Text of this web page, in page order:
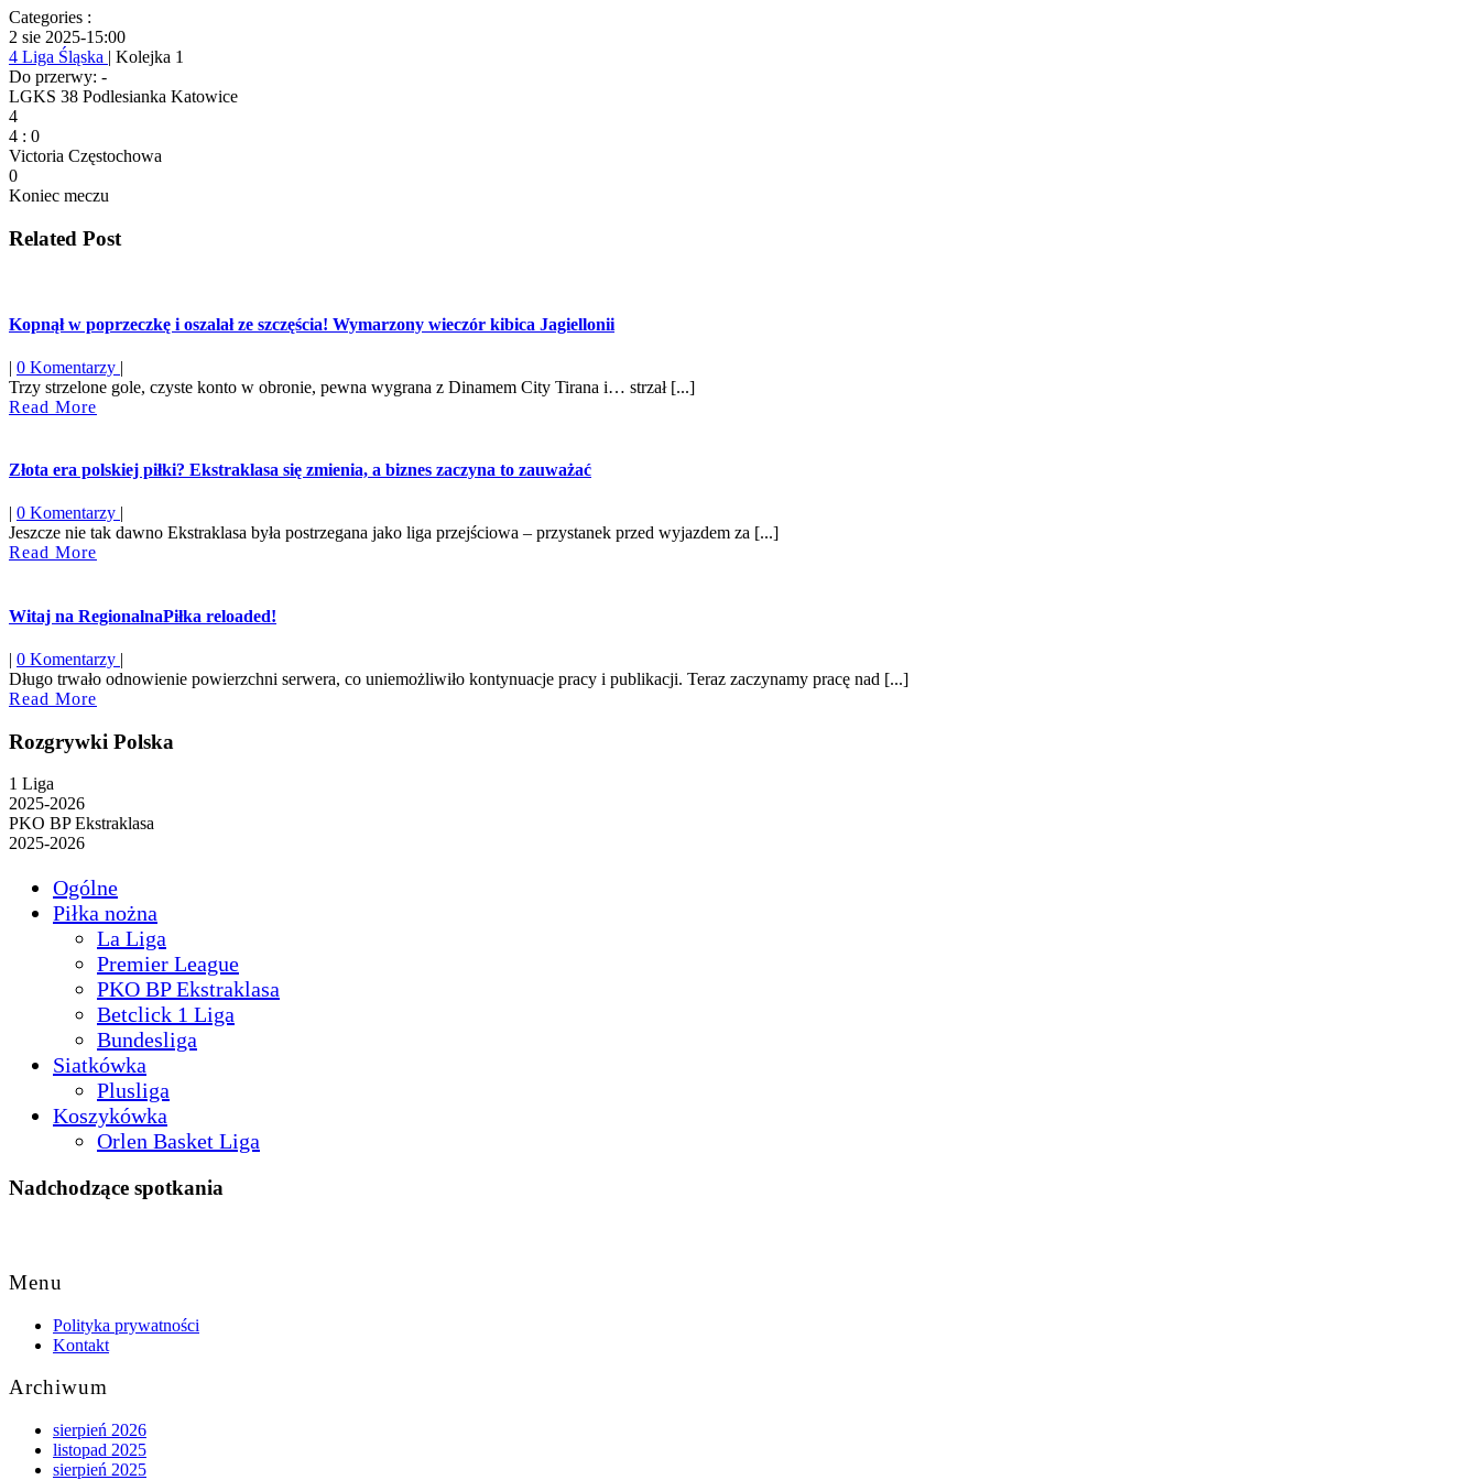
Categories :
2 sie 2025-15:00
4 Liga Śląska | Kolejka 1
Do przerwy: -
LGKS 38 Podlesianka Katowice
4
4 : 0
Victoria Częstochowa
0
Koniec meczu
Related Post
Kopnął w poprzeczkę i oszalał ze szczęścia! Wymarzony wieczór kibica Jagiellonii
| 0 Komentarzy |
Trzy strzelone gole, czyste konto w obronie, pewna wygrana z Dinamem City Tirana i… strzał [...]
Read More
Złota era polskiej piłki? Ekstraklasa się zmienia, a biznes zaczyna to zauważać
| 0 Komentarzy |
Jeszcze nie tak dawno Ekstraklasa była postrzegana jako liga przejściowa – przystanek przed wyjazdem za [...]
Read More
Witaj na RegionalnaPiłka reloaded!
| 0 Komentarzy |
Długo trwało odnowienie powierzchni serwera, co uniemożliwiło kontynuacje pracy i publikacji. Teraz zaczynamy pracę nad [...]
Read More
Rozgrywki Polska
1 Liga
2025-2026
PKO BP Ekstraklasa
2025-2026
Ogólne
Piłka nożna
La Liga
Premier League
PKO BP Ekstraklasa
Betclick 1 Liga
Bundesliga
Siatkówka
Plusliga
Koszykówka
Orlen Basket Liga
Nadchodzące spotkania
Top
Menu
Polityka prywatności
Kontakt
Archiwum
sierpień 2026
listopad 2025
sierpień 2025